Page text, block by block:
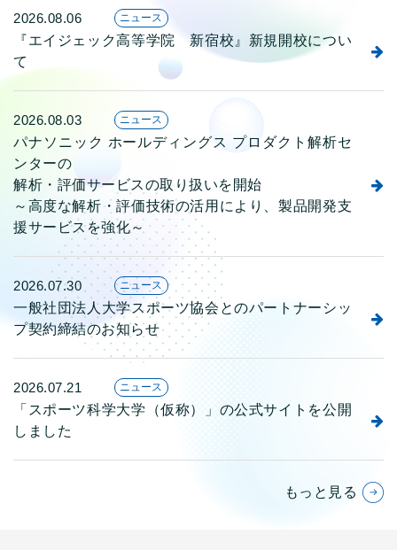
2026.08.06 ニュース
『エイジェック高等学院 新宿校』新規開校につい
て
2026.08.03 ニュース
パナソニック ホールディングス プロダクト解析セ
ンターの
解析・評価サービスの取り扱いを開始
～高度な解析・評価技術の活用により、製品開発支
援サービスを強化～
2026.07.30 ニュース
一般社団法人大学スポーツ協会とのパートナーシッ
プ契約締結のお知らせ
2026.07.21 ニュース
「スポーツ科学大学（仮称）」の公式サイトを公開
しました
もっと見る